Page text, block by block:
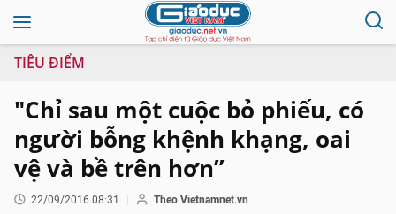
TIÊU ĐIỂM
"Chỉ sau một cuộc bỏ phiếu, có
người bỗng khệnh khạng, oai
vệ và bề trên hơn”
22/09/2016 08:31 Theo Vietnamnet.vn